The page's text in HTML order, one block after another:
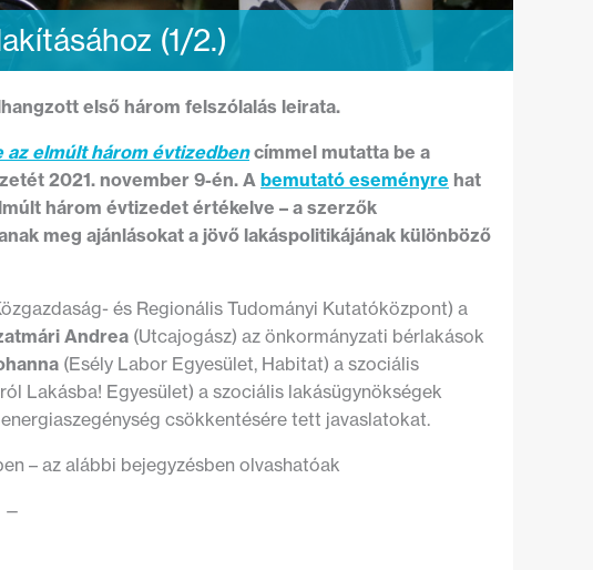
(1/2.)
első három felszólalás leirata.
az elmúlt három évtizedbencímmel mutatta be a
2021. november 9-én. A bemutató eseményre hat
három évtizedet értékelve – a szerzők
meg ajánlásokat a jövő lakáspolitikájának különböző
és Regionális Tudományi Kutatóközpont) a
Andrea (Utcajogász) az önkormányzati bérlakások
(Esély Labor Egyesület, Habitat) a szociális
Lakásba! Egyesület) a szociális lakásügynökségek
csökkentésére tett javaslatokat.
– az alábbi bejegyzésben olvashatóak
—